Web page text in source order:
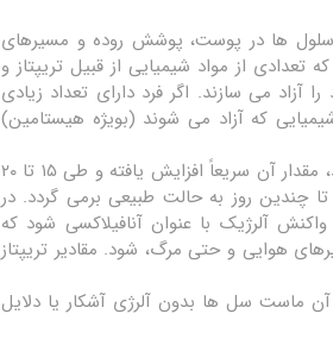
ها در پوست، پوشش روده و مسیرهای
از مواد شیمیایی از قبیل تریپتاز و
می سازند. اگر فرد دارای تعداد زیادی
که آزاد می شوند (بویژه هیستامین)
معمولاً، مقدار تریپتاز در خون بسیار پائین است. زمانی که ماست سل ها فعال می شوند، مقدار آن سریعاً افزایش یافته و طی ۱۵ تا ۲۰
چندین روز به حالت طبیعی برمی گردد. در
آلرژیک با عنوان آنافیلاکسی شود که
هوایی و حتی مرگ، شود. مقادیر تریپتاز
آن ماست سل ها بدون آلرژی آشکار یا دلایل